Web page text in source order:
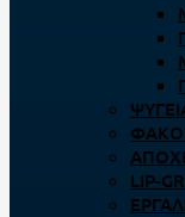
LIP-